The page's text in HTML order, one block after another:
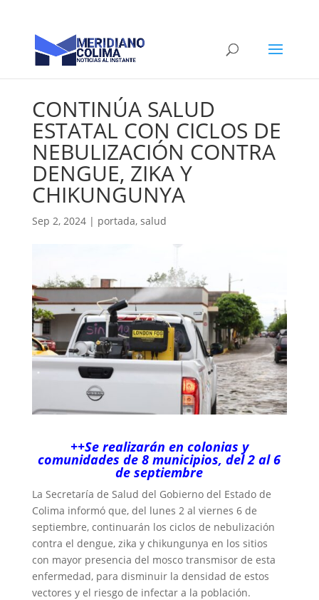
CONTINÚA SALUD
ESTATAL CON CICLOS DE
NEBULIZACIÓN CONTRA
DENGUE, ZIKA Y
CHIKUNGUNYA
Sep 2, 2024| portada, salud
++Se realizarán en colonias y
comunidades de 8 municipios, del 2 al 6
de septiembre
La Secretaría de Salud del Gobierno del Estado de
Colima informó que, del lunes 2 al viernes 6 de
septiembre, continuarán los ciclos de nebulización
contra el dengue, zika y chikungunya en los sitios
con mayor presencia del mosco transmisor de esta
enfermedad, para disminuir la densidad de estos
vectores y el riesgo de infectar a la población.